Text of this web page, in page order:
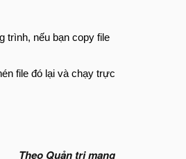
trình, nếu bạn copy file
file đó lại và chạy trực
Theo Quản trị mạng